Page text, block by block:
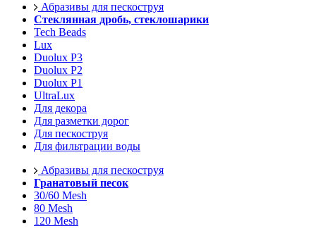
Абразивы для пескоструя
Стеклянная дробь, стеклошарики
Tech Beads
Lux
Duolux P3
Duolux P2
Duolux P1
UltraLux
Для декора
Для разметки дорог
Для пескоструя
Для фильтрации воды
Абразивы для пескоструя
Гранатовый песок
30/60 Mesh
80 Mesh
120 Mesh